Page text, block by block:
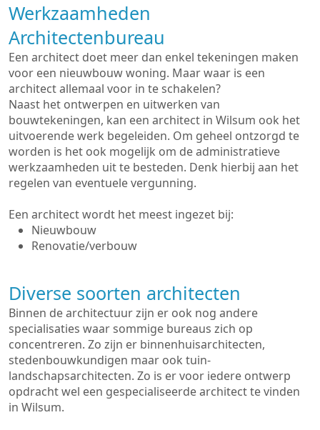
Werkzaamheden
Architectenbureau
Een architect doet meer dan enkel tekeningen maken
voor een nieuwbouw woning. Maar waar is een
architect allemaal voor in te schakelen?
Naast het ontwerpen en uitwerken van
bouwtekeningen, kan een architect in Wilsum ook het
uitvoerende werk begeleiden. Om geheel ontzorgd te
worden is het ook mogelijk om de administratieve
werkzaamheden uit te besteden. Denk hierbij aan het
regelen van eventuele vergunning.
Een architect wordt het meest ingezet bij:
Nieuwbouw
Renovatie/verbouw
Diverse soorten architecten
Binnen de architectuur zijn er ook nog andere
specialisaties waar sommige bureaus zich op
concentreren. Zo zijn er binnenhuisarchitecten,
stedenbouwkundigen maar ook tuin-
landschapsarchitecten. Zo is er voor iedere ontwerp
opdracht wel een gespecialiseerde architect te vinden
in Wilsum.